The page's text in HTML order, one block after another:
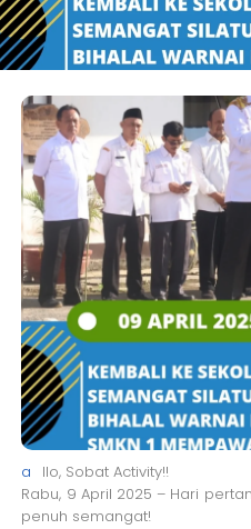
a
llo, Sobat Activity!!
Rabu, 9 April 2025 – Hari
penuh semangat!